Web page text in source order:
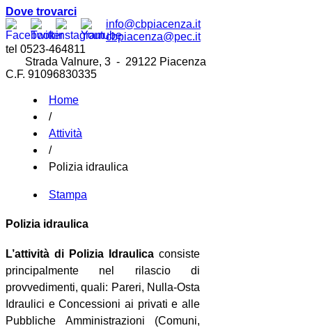
Dove trovarci
info@cbpiacenza.it
cbpiacenza@pec.it
tel 0523-464811
Strada Valnure, 3 - 29122 Piacenza
C.F. 91096830335
Home
/
Attività
/
Polizia idraulica
Stampa
Polizia idraulica
L’attività di Polizia Idraulica consiste
principalmente nel rilascio di
provvedimenti, quali: Pareri, Nulla-Osta
Idraulici e Concessioni ai privati e alle
Pubbliche Amministrazioni (Comuni,